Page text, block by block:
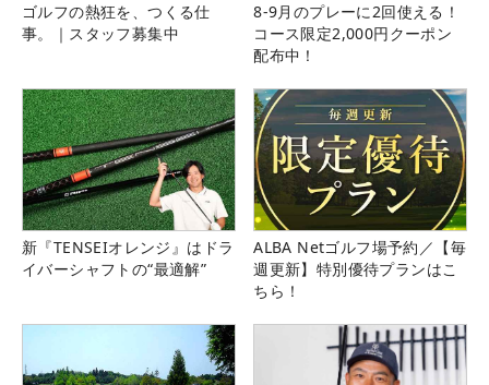
ゴルフの熱狂を、つくる仕
事。｜スタッフ募集中
8-9月のプレーに2回使える！
コース限定2,000円クーポン
配布中！
新『TENSEIオレンジ』はドラ
イバーシャフトの“最適解”
ALBA Netゴルフ場予約／【毎
週更新】特別優待プランはこ
ちら！